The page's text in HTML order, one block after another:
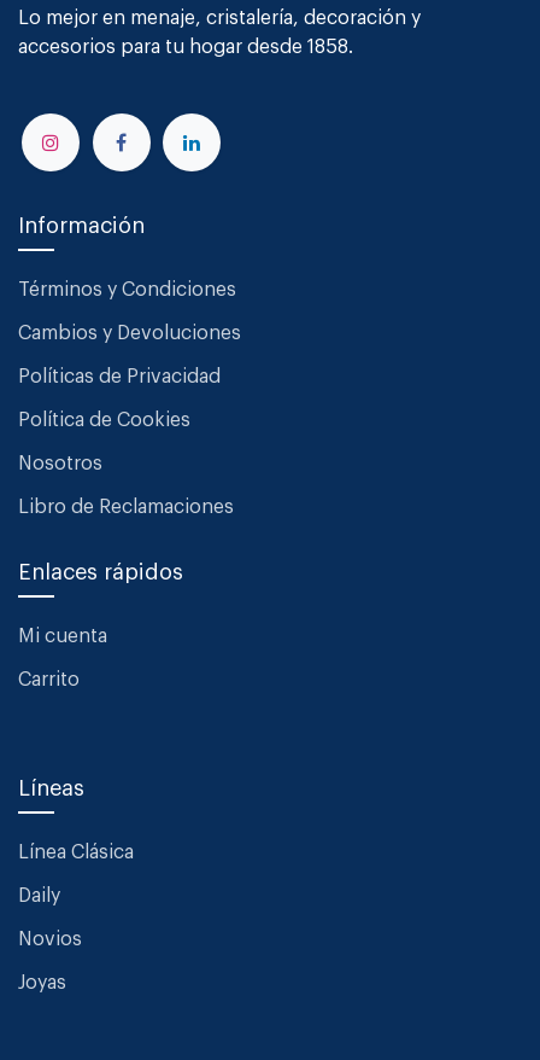
Lo mejor en menaje, cristalería, decoración y
accesorios para tu hogar desde 1858.
Información
Términos y Condiciones
Cambios y Devoluciones
Políticas de Privacidad
Política de Cookies
Nosotros
Libro de Reclamaciones
Enlaces rápidos
Mi cuenta
Carrito
Líneas
Línea Clásica
Daily
Novios
Joyas